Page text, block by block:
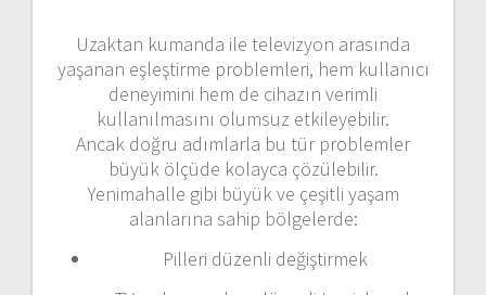
Uzaktan kumanda ile televizyon arasında
yaşanan eşleştirme problemleri, hem kullanıcı
deneyimini hem de cihazın verimli
kullanılmasını olumsuz etkileyebilir.
Ancak doğru adımlarla bu tür problemler
büyük ölçüde kolayca çözülebilir.
Yenimahalle gibi büyük ve çeşitli yaşam
alanlarına sahip bölgelerde:
Pilleri düzenli değiştirmek